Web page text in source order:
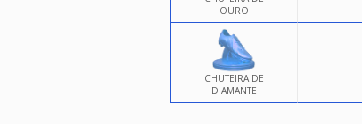
OURO
CHUTEIRA DE
DIAMANTE